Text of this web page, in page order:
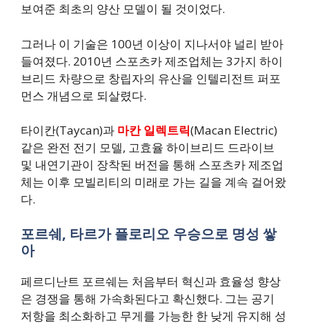
보여준 최초의 양산 모델이 될 것이었다.
그러나 이 기술은 100년 이상이 지나서야 널리 받아
들여졌다. 2010년 스포츠카 제조업체는 3가지 하이
브리드 차량으로 창립자의 유산을 인텔리전트 퍼포
먼스 개념으로 되살렸다.
타이칸(Taycan)과 마칸 일렉트릭(Macan Electric)
같은 완전 전기 모델, 고효율 하이브리드 드라이브
및 내연기관이 장착된 버전을 통해 스포츠카 제조업
체는 이후 모빌리티의 미래로 가는 길을 계속 걸어왔
다.
포르쉐, 타르가 플로리오 우승으로 명성 쌓
아
페르디난트 포르쉐는 처음부터 혁신과 효율성 향상
은 경쟁을 통해 가속화된다고 확신했다. 그는 공기
저항을 최소화하고 무게를 가능한 한 낮게 유지해 성